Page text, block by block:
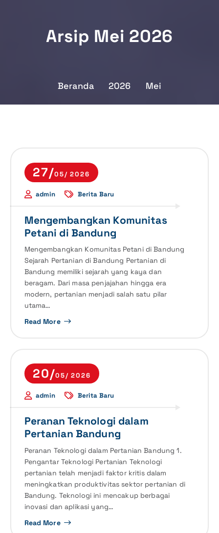
Arsip Mei 2026
Beranda 2026 Mei
27/05/ 2026
admin Berita Baru
Mengembangkan Komunitas
Petani di Bandung
Mengembangkan Komunitas Petani di Bandung
Sejarah Pertanian di Bandung Pertanian di
Bandung memiliki sejarah yang kaya dan
beragam. Dari masa penjajahan hingga era
modern, pertanian menjadi salah satu pilar
utama…
Read More
20/05/ 2026
admin Berita Baru
Peranan Teknologi dalam
Pertanian Bandung
Peranan Teknologi dalam Pertanian Bandung 1.
Pengantar Teknologi Pertanian Teknologi
pertanian telah menjadi faktor kritis dalam
meningkatkan produktivitas sektor pertanian di
Bandung. Teknologi ini mencakup berbagai
inovasi dan aplikasi yang…
Read More